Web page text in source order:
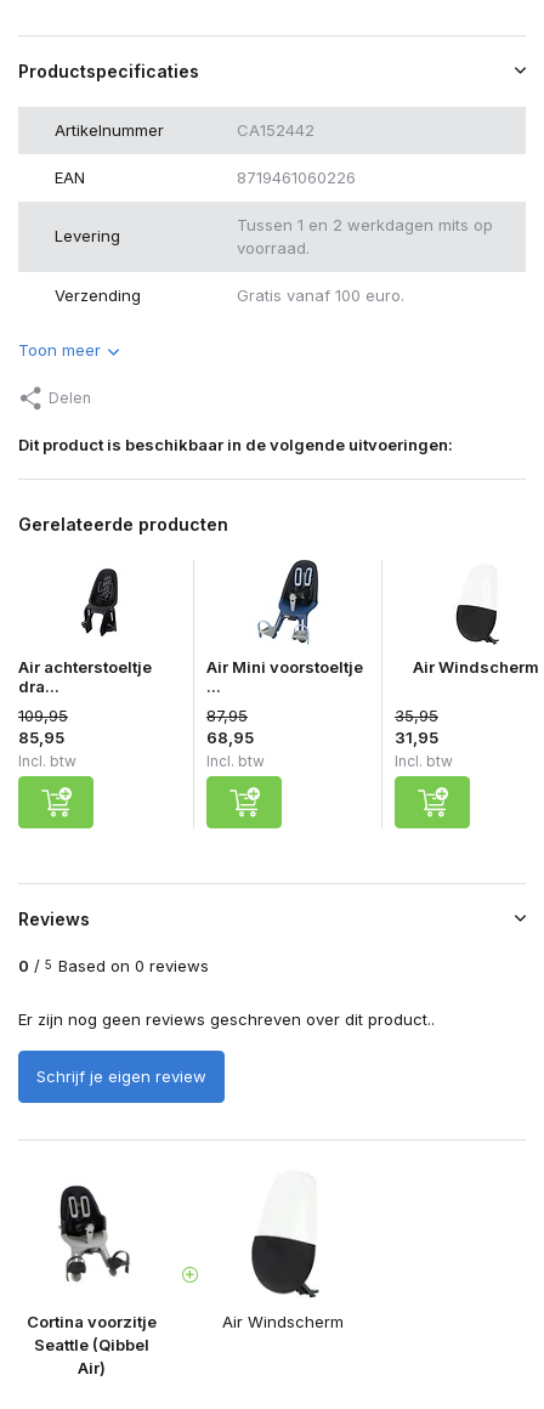
Productspecificaties
Artikelnummer CA152442
EAN 8719461060226
Levering
Tussen 1 en 2 werkdagen mits op
voorraad.
Verzending Gratis vanaf 100 euro.
Toon meer
Delen
Dit product is beschikbaar in de volgende uitvoeringen:
Gerelateerde producten
Air achterstoeltje
dra...
109,95
85,95
Incl. btw
Air Mini voorstoeltje
...
87,95
68,95
Incl. btw
Air Windscherm
35,95
31,95
Incl. btw
Reviews
0 / 5 Based on 0 reviews
Er zijn nog geen reviews geschreven over dit product..
Schrijf je eigen review
Cortina voorzitje
Seattle (Qibbel
Air)
Air Windscherm